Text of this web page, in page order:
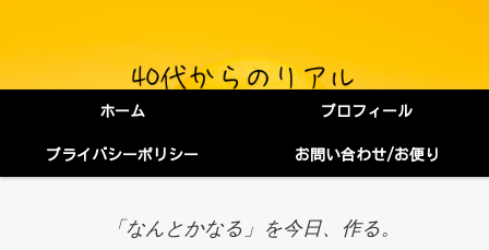
ホーム プロフィール
プライバシーポリシー お問い合わせ/お便り
「なんとかなる」を今日、作る。